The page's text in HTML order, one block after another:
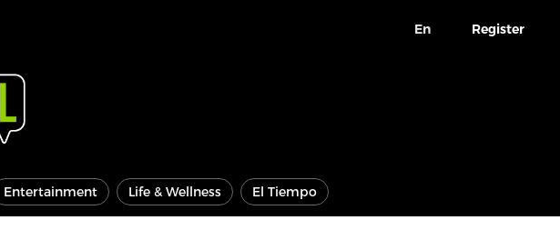
En Register
Entertainment Life & Wellness El Tiempo